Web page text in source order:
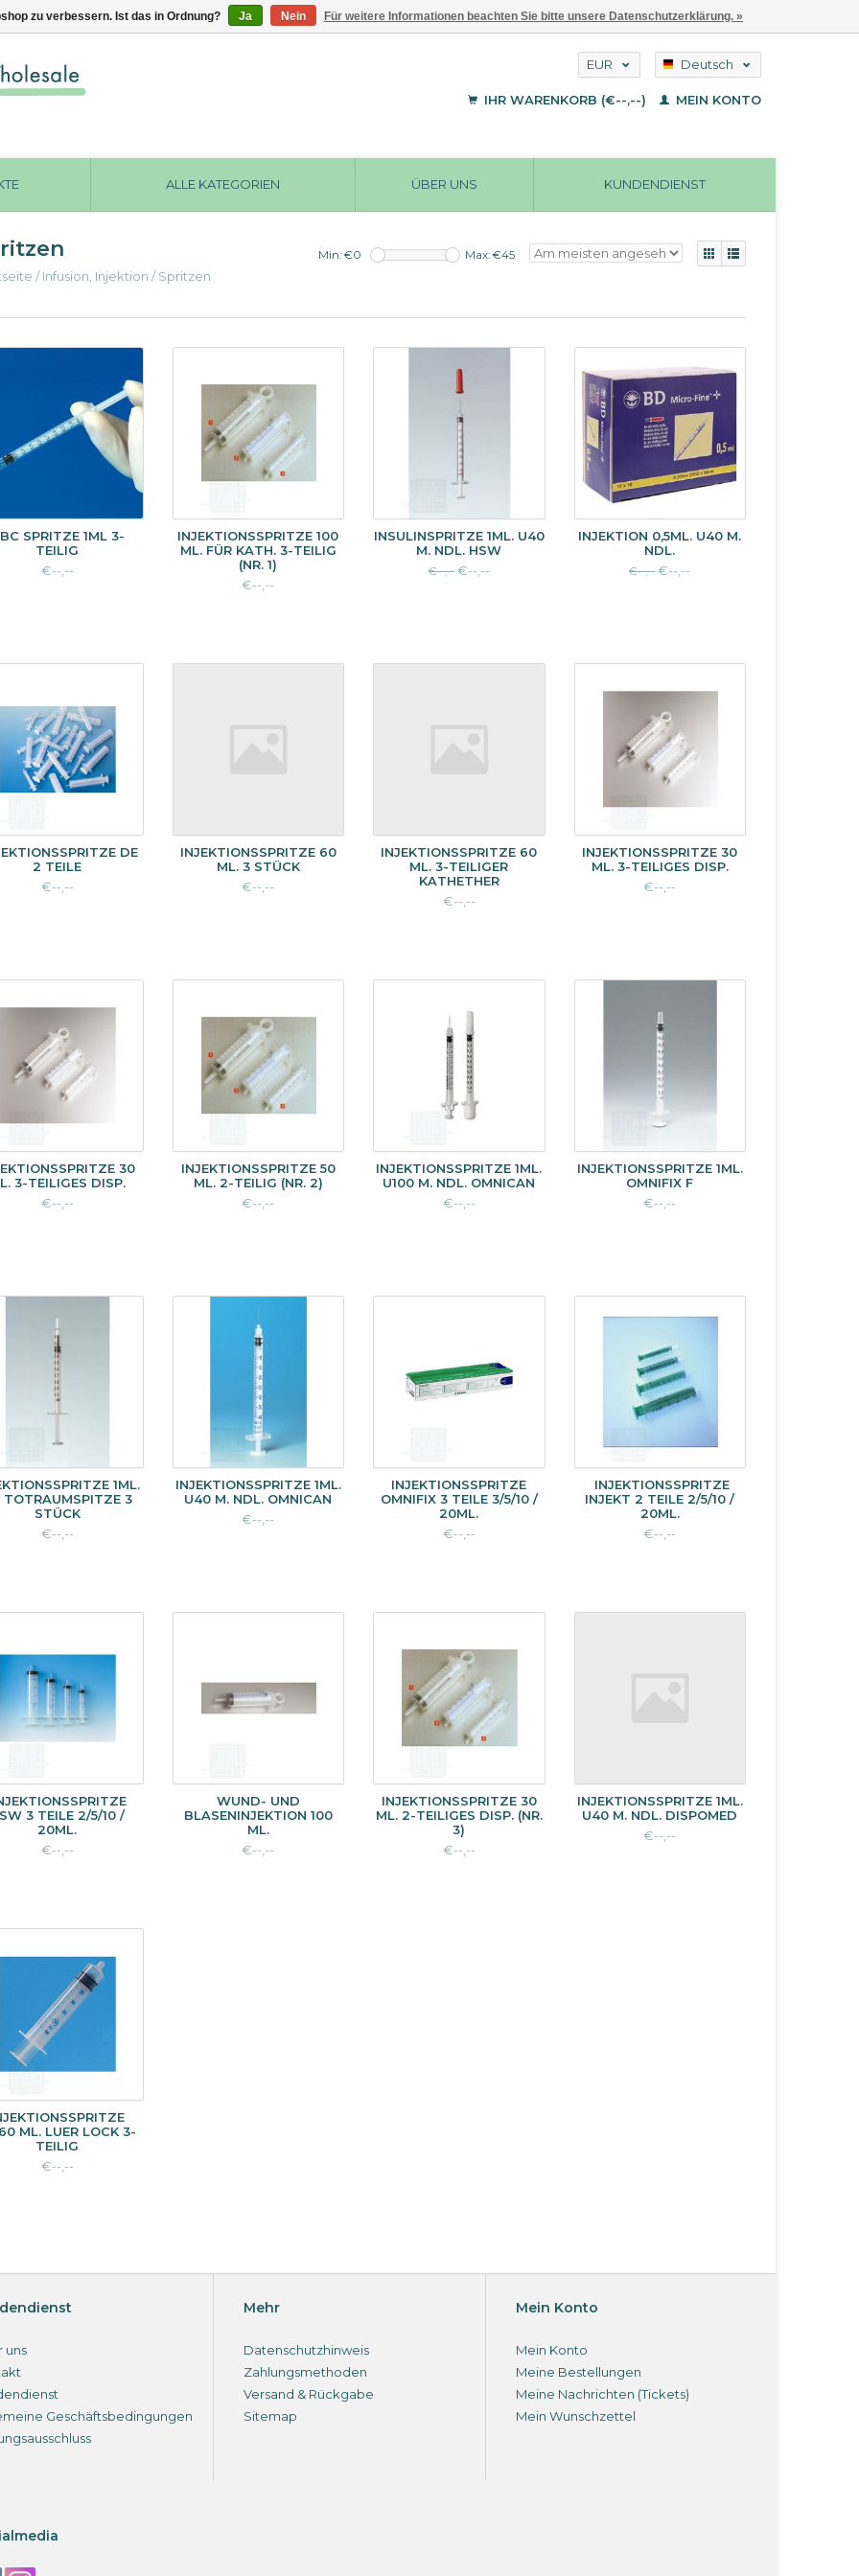
EUR
USD
Deutsch
Français
IHR WARENKORB (€--,--) MEIN KONTO
ALLE KATEGORIEN ÜBER UNS KUNDENDIENST
/Infusion, Injektion /Spritzen
Min: €0 Max: €45
SPRITZE 1ML 3-
TEILIG
€--,--
INJEKTIONSSPRITZE 100
ML. FÜR KATH. 3-TEILIG
(NR. 1)
€--,--
INSULINSPRITZE 1ML. U40
M. NDL. HSW
€--,--€--,--
INJEKTION 0,5ML. U40 M.
NDL.
€--,--€--,--
DE
2 TEILE
€--,--
INJEKTIONSSPRITZE 60
ML. 3 STÜCK
€--,--
INJEKTIONSSPRITZE 60
ML. 3-TEILIGER
KATHETHER
€--,--
INJEKTIONSSPRITZE 30
ML. 3-TEILIGES DISP.
€--,--
30
3-TEILIGES DISP.
€--,--
INJEKTIONSSPRITZE 50
ML. 2-TEILIG (NR. 2)
€--,--
INJEKTIONSSPRITZE 1ML.
U100 M. NDL. OMNICAN
€--,--
INJEKTIONSSPRITZE 1ML.
OMNIFIX F
€--,--
1ML.
TOTRAUMSPITZE 3
STÜCK
€--,--
INJEKTIONSSPRITZE 1ML.
U40 M. NDL. OMNICAN
€--,--
INJEKTIONSSPRITZE
OMNIFIX 3 TEILE 3/5/10 /
20ML.
€--,--
INJEKTIONSSPRITZE
INJEKT 2 TEILE 2/5/10 /
20ML.
€--,--
3 TEILE 2/5/10 /
20ML.
€--,--
WUND- UND
BLASENINJEKTION 100
ML.
€--,--
INJEKTIONSSPRITZE 30
ML. 2-TEILIGES DISP. (NR.
3)
€--,--
INJEKTIONSSPRITZE 1ML.
U40 M. NDL. DISPOMED
€--,--
ML. LUER LOCK 3-
TEILIG
€--,--
uns
Geschäftsbedingungen
Mehr
Datenschutzhinweis
Zahlungsmethoden
Versand & Rückgabe
Sitemap
Mein Konto
Mein Konto
Meine Bestellungen
Meine Nachrichten (Tickets)
Mein Wunschzettel
zu verbessern. Ist das in Ordnung? Ja Nein Für weitere Informationen beachten Sie bitte unsere Datenschutzerklärung. »